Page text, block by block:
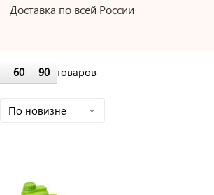
Доставка по всей России
60 90 товаров
По новизне